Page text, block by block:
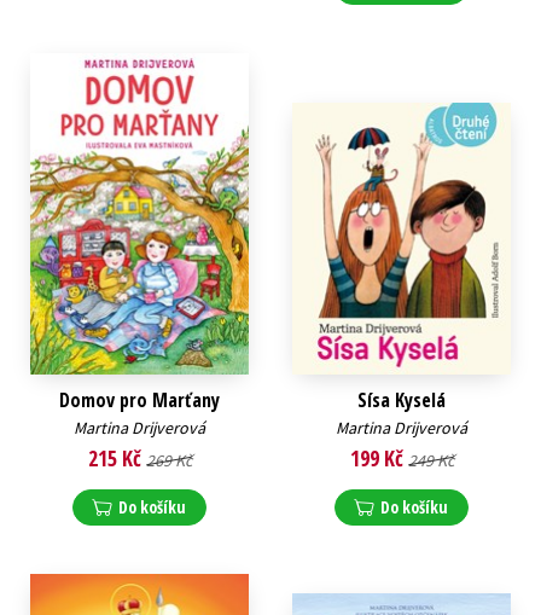
Domov pro Marťany
Martina Drijverová
215 Kč 269 Kč
Do košíku
Sísa Kyselá
Martina Drijverová
199 Kč 249 Kč
Do košíku